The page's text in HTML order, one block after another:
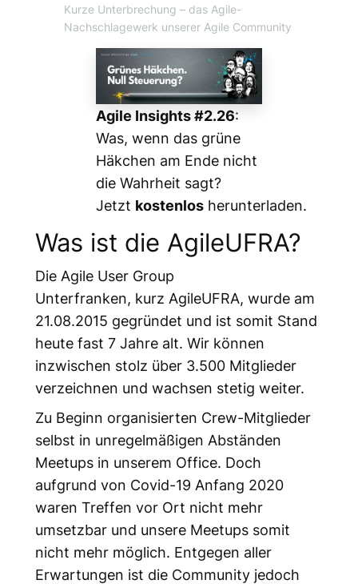
Kurze Unterbrechung – das Agile-
Nachschlagewerk unserer Agile Community
Agile Insights #2.26:
Was, wenn das grüne
Häkchen am Ende nicht
die Wahrheit sagt?
Jetzt kostenlosherunterladen.
Was ist die AgileUFRA?
Die Agile User Group
Unterfranken, kurz AgileUFRA, wurde am
21.08.2015 gegründet und ist somit Stand
heute fast 7 Jahre alt. Wir können
inzwischen stolz über 3.500 Mitglieder
verzeichnen und wachsen stetig weiter.
Zu Beginn organisierten Crew-Mitglieder
selbst in unregelmäßigen Abständen
Meetups in unserem Office. Doch
aufgrund von Covid-19 Anfang 2020
waren Treffen vor Ort nicht mehr
umsetzbar und unsere Meetups somit
nicht mehr möglich. Entgegen aller
Erwartungen ist die Community jedoch